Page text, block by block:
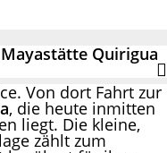
Quirigua
Von dort Fahrt zur
, die heute inmitten
liegt. Die kleine,
zählt zum